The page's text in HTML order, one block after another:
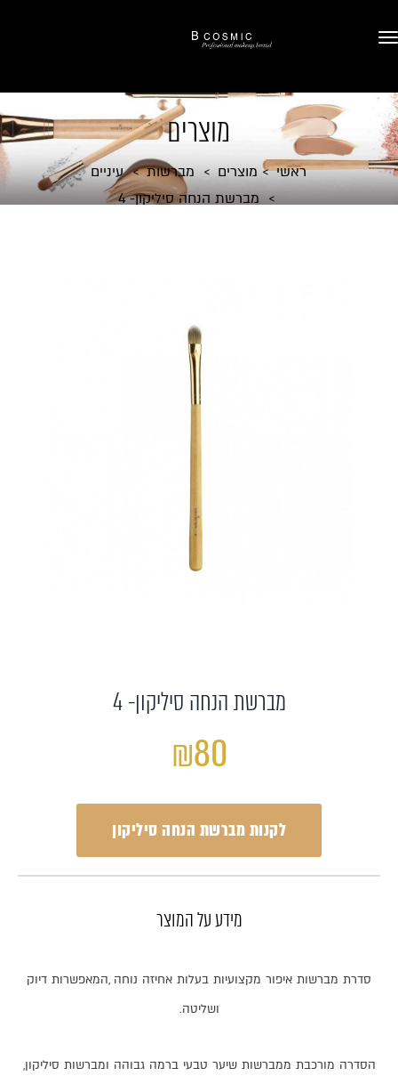
מוצרים
ראשי מוצרים מברשות
עיניים
מברשת הנחה סיליקון- 4
מברשת הנחה סיליקון- 4
₪80
לקנות מברשת הנחה סיליקון
מידע על המוצר
סדרת מברשות איפור מקצועיות בעלות אחיזה נוחה ,המאפשרות דיוק
ושליטה.
הסדרה מורכבת ממברשות שיער טבעי ברמה גבוהה ומברשות סיליקון,